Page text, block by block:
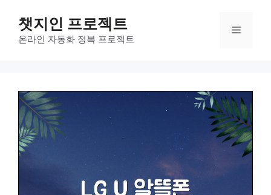
챗지인 프로젝트
온라인 자동화 정복 프로젝트
메